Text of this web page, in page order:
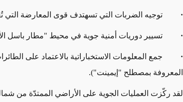
· توجيه الضربات التي تسهتدف قوى المعارضة التي
· تسيير دوريات أمنية جوية في محيط "مطار باسل
· جمع المعلومات الاستخباراتية بالاعتماد على
المعروفة بمصطلح "إيمينت").
لقد ركّزت العمليات الجوية على الأراضي الممتدّة من